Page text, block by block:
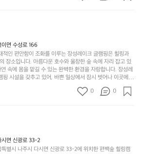
차
을
가
려
보
세
요.
는
크
기,
무
게,
이
웃
도
어
의
경
럽
이
라
고
해
야
하
기회를 제공합니다.  이곳은 자연과의 완벽한 조화를 이루며,
다. 특히 어린이들은 안전하게 놀 수 있는 놀이시설이 마련
운 시간을 보낼 수 있습니다. 주변의 다양한 관광지와 먹거
창평의 매력 중 하나입니다.  또한, 캠핑장을 방문한 후 지속
인기가 날로 상승하고 있습니다. 포레스트 창평은 단순한 캠
사랑하는 모든 이들에게 꼭 한번 경험해봐야 할 장소로 자리
면 수성로 166
적인 편안함이 조화를 이루는 장성레이크 글램핑은 힐링과
장소입니다. 아름다운 호수와 울창한 숲 속에 자리 잡고 있
속에 몸을 맡길 수 있는 완벽한 환경을 자랑합니다. 장성레
핑 시설을 갖추고 있어, 바쁜 일상에서 잠시 벗어나 이곳에
집니다. 독립된 텐트에서 제공되는 특별한 불멍 공간은 소중
나눌 수 있는 소중한 시간을 만들어 줍니다. 또한, 주변의 자
. 특히 식사를 좋아하는 분들에게는 매주 특별한 바비큐 파
로 만든 다양한 요리를 제공하여 미각을 만족시켜 줍니다.
경관과 최고 품질의 시설 덕분에 최근 몇 년 사이에 특히
니다. 주말이면 방문객이 가득해 예약이 빠르게 차는 만큼
습니다. 나만의 프라이빗한 공간에서 가족 및 사랑하는 사
0 0
시면 신광로 33-2
별시 나주시 다시면 신광로 33-2에 위치한 편백숲 힐링캠